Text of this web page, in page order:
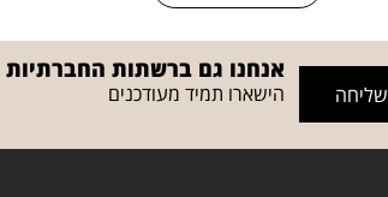
שליחה
אנחנו גם ברשתות החברתיות
הישארו תמיד מעודכנים